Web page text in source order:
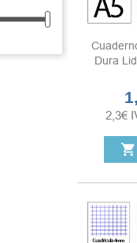
Dura
2,3€
shopping_cart